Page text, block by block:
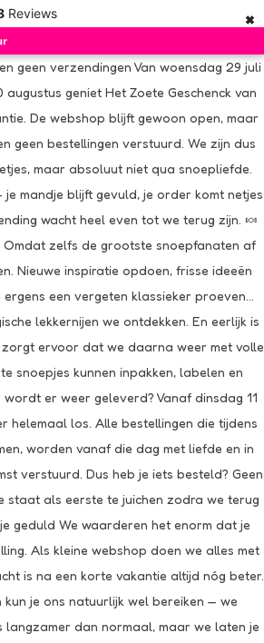
Reviews ×
geen verzendingen Van woensdag 29 juli
geniet Het Zoete Geschenck van
De webshop blijft gewoon open, maar
geen bestellingen verstuurd. We zijn dus
maar absoluut niet qua snoepliefde.
mandje blijft gevuld, je order komt netjes
wacht heel even tot we terug zijn. 🍬
Omdat zelfs de grootste snoepfanaten af
Nieuwe inspiratie opdoen, frisse ideeën
ergens een vergeten klassieker proeven…
lekkernijen we ontdekken. En eerlijk is
ervoor dat we daarna weer met volle
snoepjes kunnen inpakken, labelen en
er weer geleverd? Vanaf dinsdag 11
helemaal los. Alle bestellingen die tijdens
worden vanaf die dag met liefde en in
verstuurd. Dus heb je iets besteld? Geen
staat als eerste te juichen zodra we terug
geduld We waarderen het enorm dat je
Als kleine webshop doen we alles met
is na een korte vakantie altijd nóg beter.
kun je ons natuurlijk wel bereiken — we
langzamer dan normaal, maar we laten je